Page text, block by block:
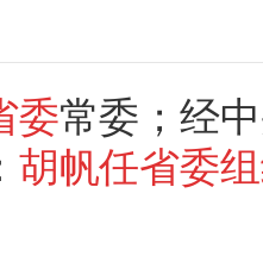
委常委；经
胡帆任省委